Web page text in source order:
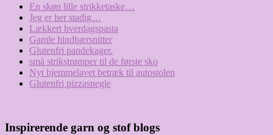
En skøn lille strikketaske…
Jeg er her stadig…
Lækkert hverdagspasta
Gamle hindbærsnitter
Glutenfri pandekager.
små strikstrømper til de første sko
Nyt hjemmelavet betræk til autostolen
Glutenfri pizzasnegle
Inspirerende garn og stof blogs